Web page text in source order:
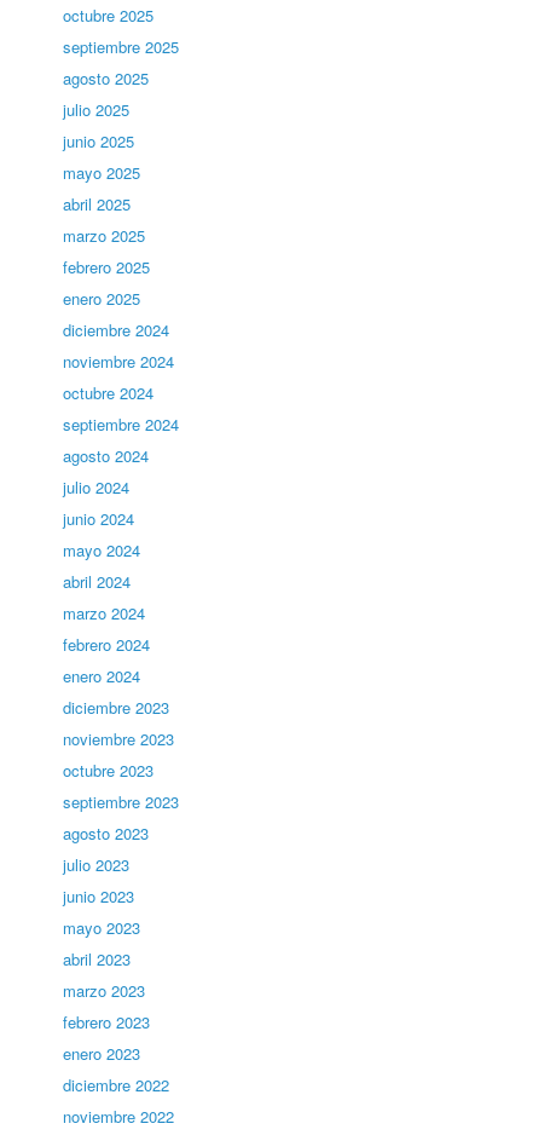
octubre 2025
septiembre 2025
agosto 2025
julio 2025
junio 2025
mayo 2025
abril 2025
marzo 2025
febrero 2025
enero 2025
diciembre 2024
noviembre 2024
octubre 2024
septiembre 2024
agosto 2024
julio 2024
junio 2024
mayo 2024
abril 2024
marzo 2024
febrero 2024
enero 2024
diciembre 2023
noviembre 2023
octubre 2023
septiembre 2023
agosto 2023
julio 2023
junio 2023
mayo 2023
abril 2023
marzo 2023
febrero 2023
enero 2023
diciembre 2022
noviembre 2022